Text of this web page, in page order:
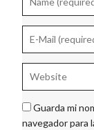
Guarda mi
navegador para